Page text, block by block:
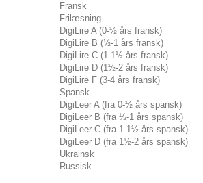
Fransk
Frilæsning
DigiLire A (0-½ års fransk)
DigiLire B (½-1 års fransk)
DigiLire C (1-1½ års fransk)
DigiLire D (1½-2 års fransk)
DigiLire F (3-4 års fransk)
Spansk
DigiLeer A (fra 0-½ års spansk)
DigiLeer B (fra ½-1 års spansk)
DigiLeer C (fra 1-1½ års spansk)
DigiLeer D (fra 1½-2 års spansk)
Ukrainsk
Russisk